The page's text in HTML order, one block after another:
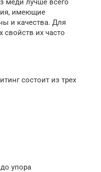
меди лучше всего
имеющие
и качества. Для
их часто
состоит из трех
упора